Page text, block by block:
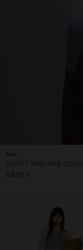
New
VESTIT MIDI AMB
59,99 €